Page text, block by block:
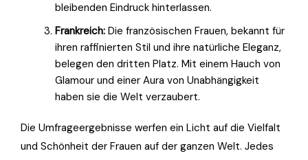
bleibenden Eindruck hinterlassen.
Frankreich: Die französischen Frauen, bekannt für
ihren raffinierten Stil und ihre natürliche Eleganz,
belegen den dritten Platz. Mit einem Hauch von
Glamour und einer Aura von Unabhängigkeit
haben sie die Welt verzaubert.
Die Umfrageergebnisse werfen ein Licht auf die Vielfalt
und Schönheit der Frauen auf der ganzen Welt. Jedes